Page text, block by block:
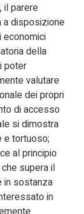
il parere
a disposizione
della
poter
valutare
dei propri
di accesso
si dimostra
e tortuoso;
al principio
supera il
in sostanza
in